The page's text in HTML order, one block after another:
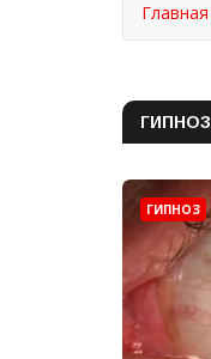
Главная
ГИПНОЗ
ГИПНОЗ